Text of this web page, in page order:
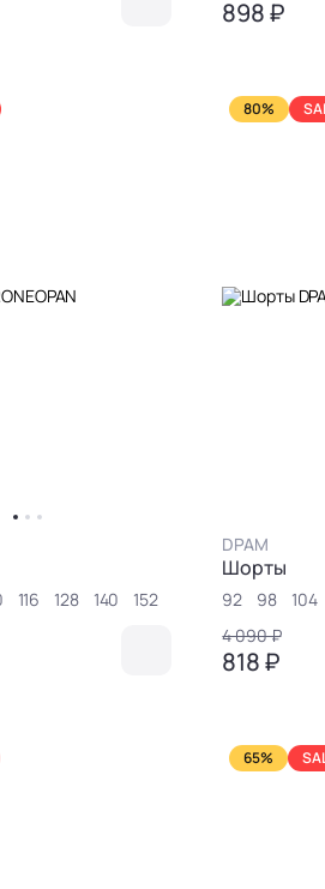
898 ₽
116 128 140
152
80%
DPAM
Шорты
92 98 104
4 090 ₽
818 ₽
65%